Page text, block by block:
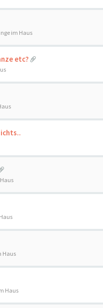
im Haus
etc?
Haus
Haus